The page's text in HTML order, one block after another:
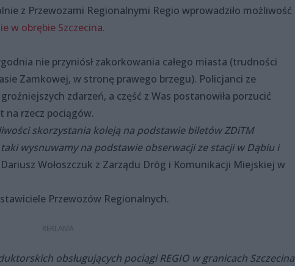
z Przewozami Regionalnymi Regio wprowadziło możliwość
w obrębie Szczecina.
nie przyniósł zakorkowania całego miasta (trudności
Zamkowej, w stronę prawego brzegu). Policjanci ze
zdarzeń, a część z Was postanowiła porzucić
na rzecz pociągów.
skorzystania koleją na podstawie biletów ZDiTM
wysnuwamy na podstawie obserwacji ze stacji w Dąbiu i
Wołoszczuk z Zarządu Dróg i Komunikacji Miejskiej w
Przewozów Regionalnych.
obsługujących pociągi REGIO w granicach Szczecina